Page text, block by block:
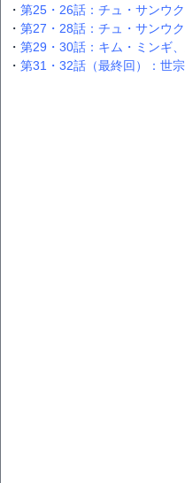
・ 第25・26話：チュ・サンウ
・ 第27・28話：チュ・サンウ
・ 第29・30話：キム・ミンギ
・ 第31・32話（最終回）：世